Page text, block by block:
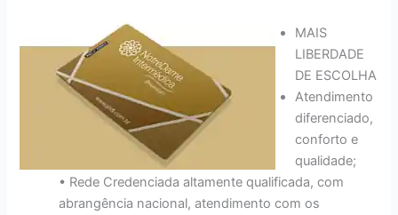
MAIS
LIBERDADE
DE ESCOLHA
Atendimento
diferenciado,
conforto e
qualidade;
• Rede Credenciada altamente qualificada, com
abrangência nacional, atendimento com os